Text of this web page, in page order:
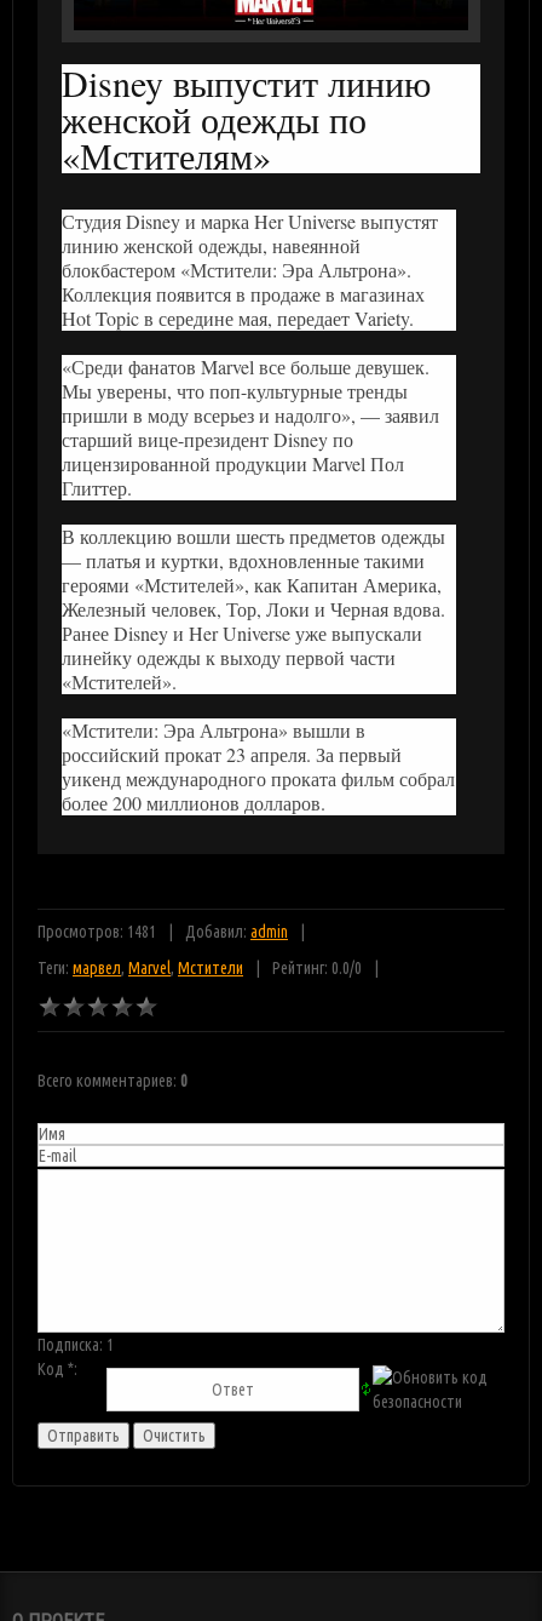
Disney выпустит линию
женской одежды по
«Мстителям»
Студия Disney и марка Her Universe выпустят
линию женской одежды, навеянной
блокбастером «Мстители: Эра Альтрона».
Коллекция появится в продаже в магазинах
Hot Topic в середине мая, передает Variety.
«Среди фанатов Marvel все больше девушек.
Мы уверены, что поп-культурные тренды
пришли в моду всерьез и надолго», — заявил
старший вице-президент Disney по
лицензированной продукции Marvel Пол
Глиттер.
В коллекцию вошли шесть предметов одежды
— платья и куртки, вдохновленные такими
героями «Мстителей», как Капитан Америка,
Железный человек, Тор, Локи и Черная вдова.
Ранее Disney и Her Universe уже выпускали
линейку одежды к выходу первой части
«Мстителей».
«Мстители: Эра Альтрона» вышли в
российский прокат 23 апреля. За первый
уикенд международного проката фильм собрал
более 200 миллионов долларов.
Просмотров: 1481 Добавил: admin
Теги: марвел, Marvel, Мстители Рейтинг: 0.0/0
Всего комментариев: 0
Подписка: 1
Код *: